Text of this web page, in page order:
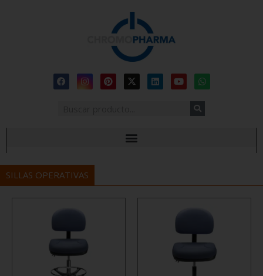
SILLAS OPERATIVAS